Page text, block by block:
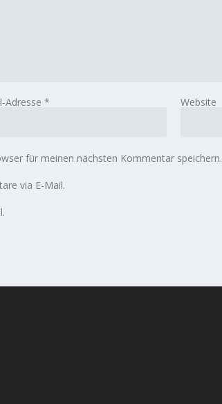
Adresse * Website
für meinen nächsten Kommentar speichern.
via E-Mail.